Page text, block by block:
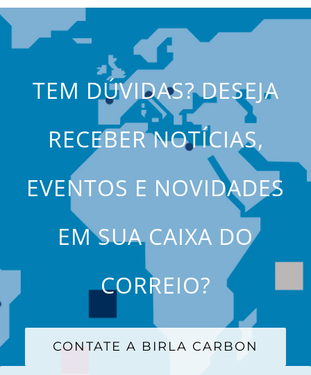
TEM DÚVIDAS? DESEJA
RECEBER NOTÍCIAS,
EVENTOS E NOVIDADES
EM SUA CAIXA DO
CORREIO?
CONTATE A BIRLA CARBON